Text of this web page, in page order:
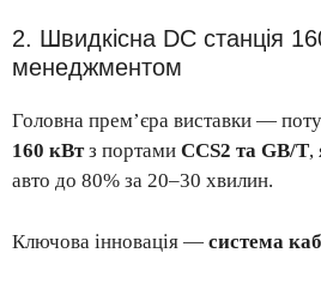
2. Швидкісна DC станція
менеджментом
Головна прем’єра виставки —
160 кВтз портами CCS2 та GB/T,
авто до 80% за 20–30 хвилин.
Ключова інновація — система